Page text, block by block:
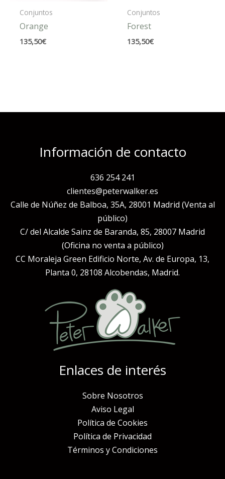
Conjuntos
Orange
135,50€
Conjuntos
Forest
135,50€
Información de contacto
636 254 241
clientes@peterwalker.es
Calle de Núñez de Balboa, 35A, 28001 Madrid (Venta al
público)
C/ del Alcalde Sainz de Baranda, 85, 28007 Madrid
(Oficina no venta a público)
CC Moraleja Green Edificio Norte, Av. de Europa, 13,
Planta 0, 28108 Alcobendas, Madrid.
Enlaces de interés
Sobre Nosotros
Aviso Legal
Política de Cookies
Política de Privacidad
Términos y Condiciones